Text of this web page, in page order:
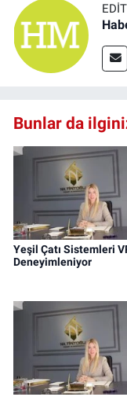
Bunlar da
Yeşil Çatı Sistemleri
Deneyimleniyor